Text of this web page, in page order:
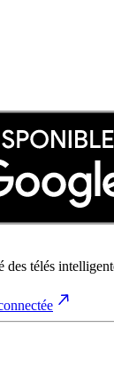
télés